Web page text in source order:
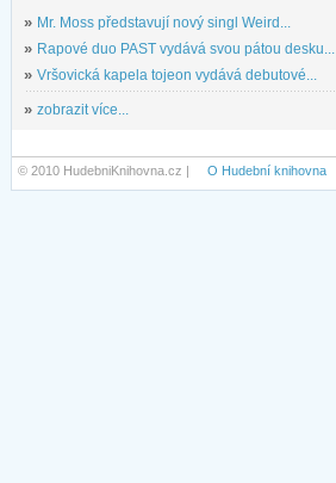
» Mr. Moss představují nový singl Weird...
» Rapové duo PAST vydává svou pátou desku...
» Vršovická kapela tojeon vydává debutové...
» zobrazit více...
© 2010 HudebniKnihovna.cz | O Hudební knihovna